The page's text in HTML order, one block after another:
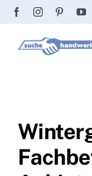
Zum
springen
Passwort vergessen?
Handwerker